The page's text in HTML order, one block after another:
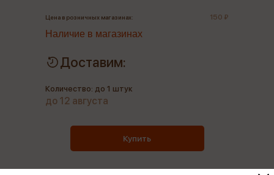
Цена в розничных магазинах: 150 ₽
Наличие в магазинах
Доставим:
Количество: до 1 штук
до 12 августа
Купить